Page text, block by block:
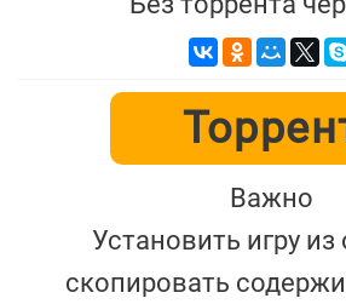
Важно
Установить игру из
скопировать